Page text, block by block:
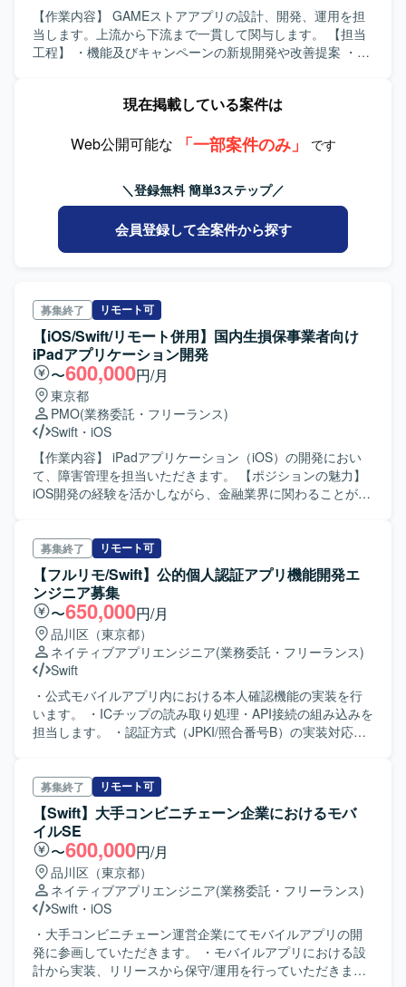
【作業内容】 GAMEストアアプリの設計、開発、運用を担
当します。上流から下流まで一貫して関与します。 【担当
工程】 ・機能及びキャンペーンの新規開発や改善提案 ・
ラを利用したサービス設計/運用 ・各種業務効率化に向けた
応 ・Developer向けライブラリの開発(iOS) ・新サービスに
現在掲載している案件は
Web公開可能な
「一部案件のみ」 です
＼登録無料 簡単3ステップ／
会員登録して全案件から探す
募集終了 リモート可
【iOS/Swift/リモート併用】国内生損保事業者向け
iPadアプリケーション開発
〜600,000円/月
東京都
PMO(業務委託・フリーランス)
Swift ・ iOS
【作業内容】 iPadアプリケーション（iOS）の開発におい
て、障害管理を担当いただきます。 【ポジションの魅力】
iOS開発の経験を活かしながら、金融業界に関わることがで
募集終了 リモート可
【フルリモ/Swift】公的個人認証アプリ機能開発エ
ンジニア募集
〜650,000円/月
品川区（東京都）
ネイティブアプリエンジニア(業務委託・フリーランス)
Swift
・公式モバイルアプリ内における本人確認機能の実装を行
います。 ・ICチップの読み取り処理・API接続の組み込みを
担当します。 ・認証方式（JPKI/照合番号B）の実装対応を
ント単位（1週間）での改修・改善を行います。
募集終了 リモート可
【Swift】大手コンビニチェーン企業におけるモバ
イルSE
〜600,000円/月
品川区（東京都）
ネイティブアプリエンジニア(業務委託・フリーランス)
Swift ・ iOS
・大手コンビニチェーン運営企業にてモバイルアプリの開
発に参画していただきます。 ・モバイルアプリにおける設
計から実装、リリースから保守/運用を行っていただきま